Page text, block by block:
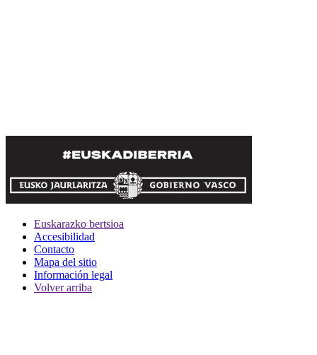
Euskarazko bertsioa
Accesibilidad
Contacto
Mapa del sitio
Información legal
Volver arriba